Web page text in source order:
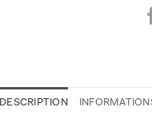
DESCRIPTION